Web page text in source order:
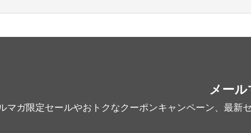
メー
マガ限定セールやおトクなクーポンキャンペーン、最新